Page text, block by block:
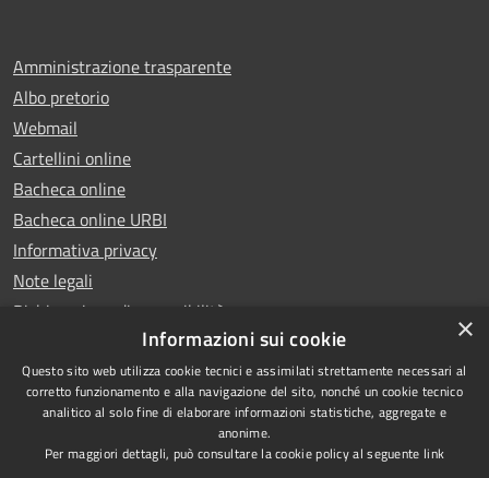
Amministrazione trasparente
Albo pretorio
Webmail
Cartellini online
Bacheca online
Bacheca online URBI
Informativa privacy
Note legali
Dichiarazione di accessibilità
RSS
Accessibilità
Copyright © 2025 Comune di
Ariano Irpino
×
Informazioni sui cookie
Questo sito web utilizza cookie tecnici e assimilati strettamente necessari al
corretto funzionamento e alla navigazione del sito, nonché un cookie tecnico
analitico al solo fine di elaborare informazioni statistiche, aggregate e
anonime.
Per maggiori dettagli, può consultare la cookie policy al seguente link